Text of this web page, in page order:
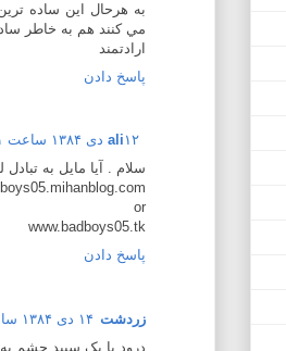
به هرحال اين ساده
مي كنند هم به خاطر
ارادتمند
پاسخ دادن
ali ۱۲ دی ۱۳۸۴ ساعت ۳:۰۱
سلام . آیا مایل به تبادل
or
www.badboys05.tk
پاسخ دادن
زردشت ۱۴ دی ۱۳۸۴ ساعت ۱۵:۱۴
درود با یک سپید چشم